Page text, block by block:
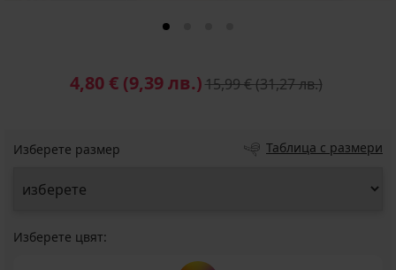
4,80 € (9,39 лв.)15,99 €(31,27 лв.)
Изберете размер Таблица с размери
Изберете цвят: